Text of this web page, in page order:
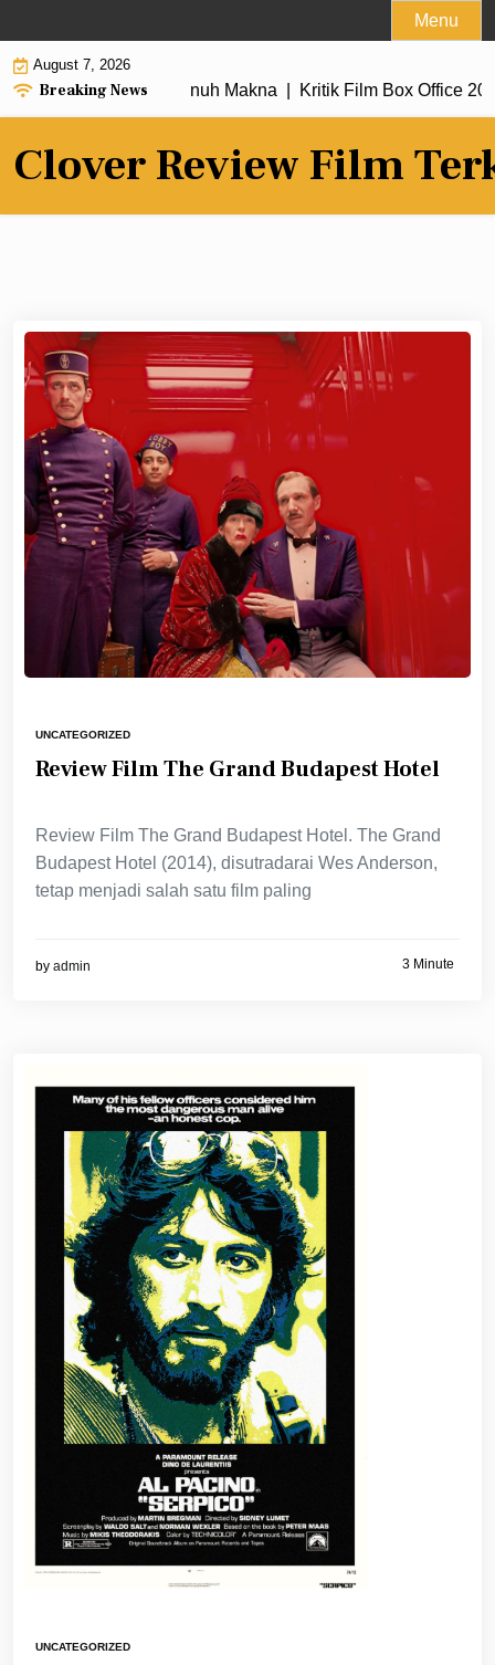
to
content
Menu
August 7, 2026
Breaking News
Alur Cerita Penuh Makna | Kritik Film Box Office 2026
Clover Review Film
UNCATEGORIZED
Review Film The Grand Budapest Hotel
Review Film The Grand Budapest Hotel. The Grand
Budapest Hotel (2014), disutradarai Wes Anderson,
tetap menjadi salah satu film paling
by admin 3 Minute
UNCATEGORIZED